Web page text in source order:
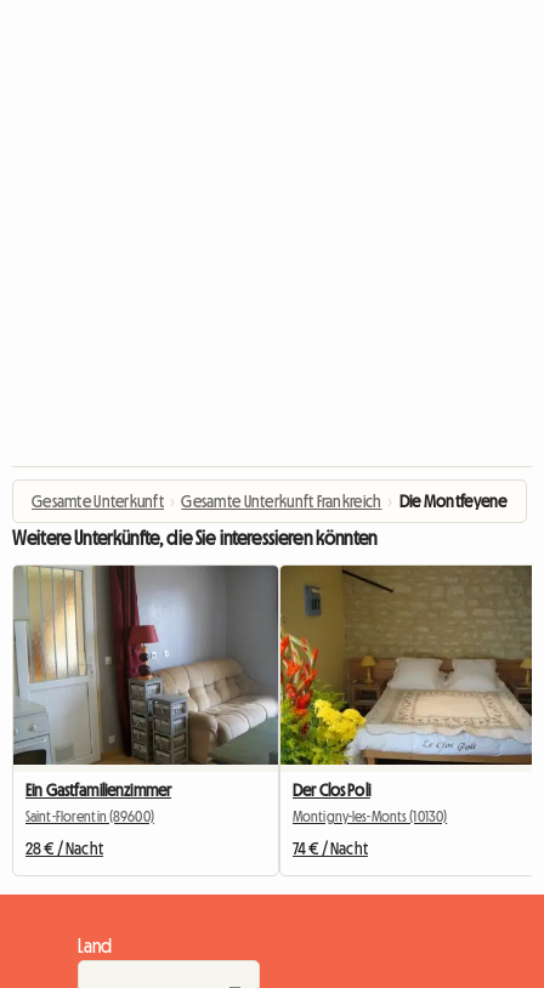
Gesamte Unterkunft › Gesamte Unterkunft Frankreich › Die Montfeyene
Weitere Unterkünfte, die Sie interessieren könnten
Ein Gastfamilienzimmer
Saint-Florentin (89600)
28 € / Nacht
Der Clos Poli
Montigny-les-Monts (10130)
74 € / Nacht
Land